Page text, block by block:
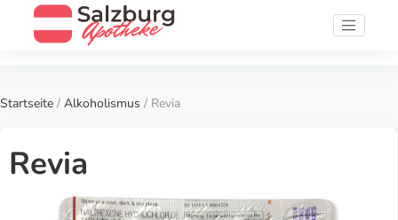
Startseite / Alkoholismus / Revia
Revia